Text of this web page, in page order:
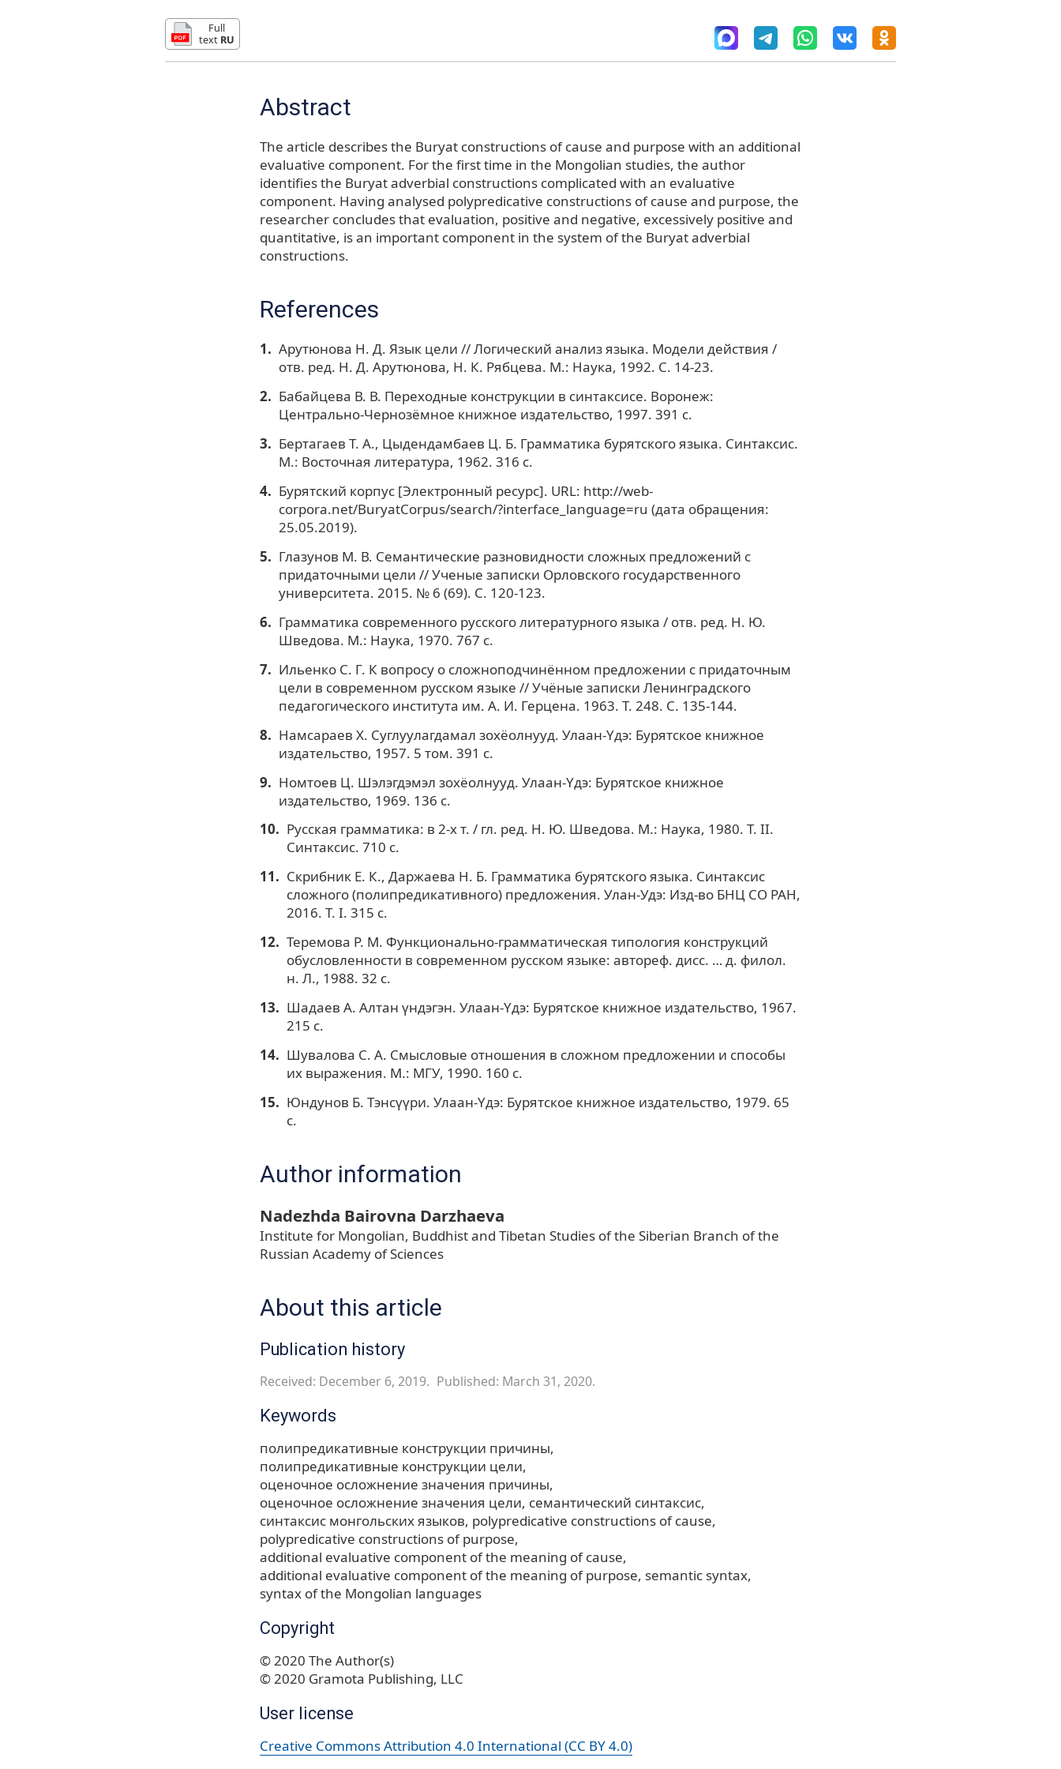
Full
text RU
Abstract
The article describes the Buryat constructions of cause and purpose with an additional
evaluative component. For the first time in the Mongolian studies, the author
identifies the Buryat adverbial constructions complicated with an evaluative
component. Having analysed polypredicative constructions of cause and purpose, the
researcher concludes that evaluation, positive and negative, excessively positive and
quantitative, is an important component in the system of the Buryat adverbial
constructions.
References
Арутюнова Н. Д. Язык цели // Логический анализ языка. Модели действия /
отв. ред. Н. Д. Арутюнова, Н. К. Рябцева. М.: Наука, 1992. С. 14-23.
Бабайцева В. В. Переходные конструкции в синтаксисе. Воронеж:
Центрально-Чернозёмное книжное издательство, 1997. 391 c.
Бертагаев Т. А., Цыдендамбаев Ц. Б. Грамматика бурятского языка. Синтаксис.
М.: Восточная литература, 1962. 316 с.
Бурятский корпус [Электронный ресурс]. URL: http://web-
corpora.net/BuryatCorpus/search/?interface_language=ru (дата обращения:
25.05.2019).
Глазунов М. В. Семантические разновидности сложных предложений с
придаточными цели // Ученые записки Орловского государственного
университета. 2015. № 6 (69). С. 120-123.
Грамматика современного русского литературного языка / отв. ред. Н. Ю.
Шведова. М.: Наука, 1970. 767 с.
Ильенко С. Г. К вопросу о сложноподчинённом предложении с придаточным
цели в современном русском языке // Учёные записки Ленинградского
педагогического института им. А. И. Герцена. 1963. Т. 248. С. 135-144.
Намсараев Х. Суглуулагдамал зохёолнууд. Улаан-Yдэ: Бурятское книжное
издательство, 1957. 5 том. 391 с.
Номтоев Ц. Шэлэгдэмэл зохёолнууд. Улаан-Yдэ: Бурятское книжное
издательство, 1969. 136 c.
Русская грамматика: в 2-х т. / гл. ред. Н. Ю. Шведова. М.: Наука, 1980. Т. II.
Синтаксис. 710 c.
Скрибник Е. К., Даржаева Н. Б. Грамматика бурятского языка. Синтаксис
сложного (полипредикативного) предложения. Улан-Удэ: Изд-во БНЦ СО РАН,
2016. Т. I. 315 с.
Теремова Р. М. Функционально-грамматическая типология конструкций
обусловленности в современном русском языке: автореф. дисс. … д. филол.
н. Л., 1988. 32 с.
Шадаев А. Алтан үндэгэн. Улаан-Yдэ: Бурятское книжное издательство, 1967.
215 с.
Шувалова С. А. Смысловые отношения в сложном предложении и способы
их выражения. М.: МГУ, 1990. 160 с.
Юндунов Б. Тэнсүүри. Улаан-Yдэ: Бурятское книжное издательство, 1979. 65
с.
Author information
Nadezhda Bairovna Darzhaeva
Institute for Mongolian, Buddhist and Tibetan Studies of the Siberian Branch of the
Russian Academy of Sciences
About this article
Publication history
Received: December 6, 2019. Published: March 31, 2020.
Keywords
полипредикативные конструкции причины
полипредикативные конструкции цели
оценочное осложнение значения причины
оценочное осложнение значения цели семантический синтаксис
синтаксис монгольских языков polypredicative constructions of cause
polypredicative constructions of purpose
additional evaluative component of the meaning of cause
additional evaluative component of the meaning of purpose semantic syntax
syntax of the Mongolian languages
Copyright
© 2020 The Author(s)
© 2020 Gramota Publishing, LLC
User license
Creative Commons Attribution 4.0 International (CC BY 4.0)